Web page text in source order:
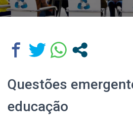
Questões
educação